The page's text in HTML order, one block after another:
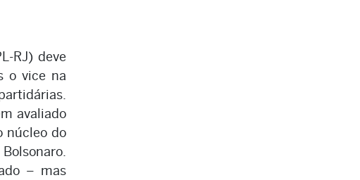
RJ) deve
o vice na
avaliado
núcleo do
– mas